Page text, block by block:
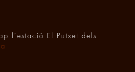
l’estació El Putxet dels